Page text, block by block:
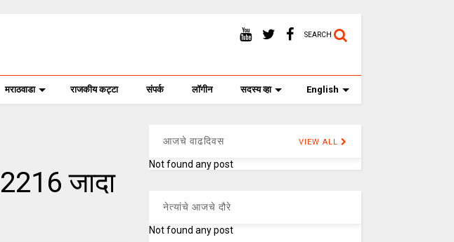
SEARCH
मराठवाडा राजकीय कट्टा संपर्क लॉगीन सदस्य व्हा English
जादा
आजचे वाढदिवस VIEW ALL
Not found any post
नेत्यांचे आजचे दौरे
Not found any post